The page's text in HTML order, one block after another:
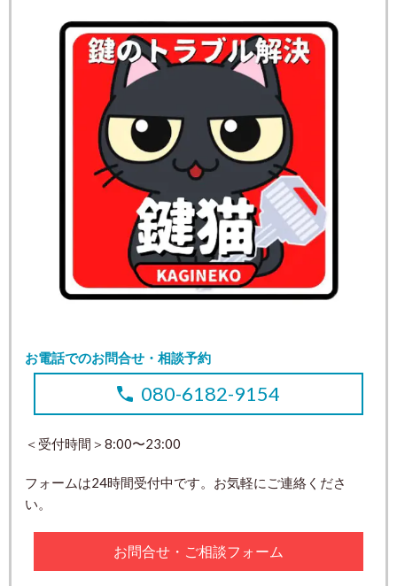
お電話でのお問合せ・相談予約
080-6182-9154
＜受付時間＞8:00〜23:00
フォームは24時間受付中です。お気軽にご連絡くださ
い。
お問合せ・ご相談フォーム